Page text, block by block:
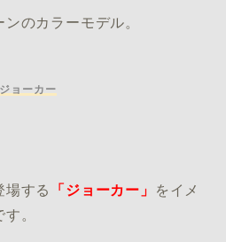
のカラーモデル。
ジョーカー
場する 「ジョーカー」
をイメ
。